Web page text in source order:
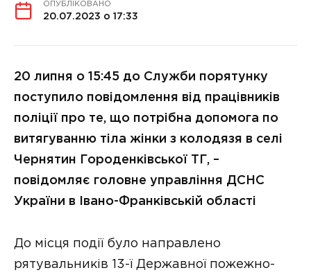
ОПУБЛІКОВАНО
20.07.2023 о 17:33
20 липня о 15:45 до Служби порятунку
поступило повідомлення від працівників
поліції про те, що потрібна допомога по
витягуванню тіла жінки з колодязя в селі
Чернятин Городенківської ТГ, –
повідомляє головне управління ДСНС
України в Івано-Франківській області
До місця події було направлено
рятувальників 13-ї Державної пожежно-